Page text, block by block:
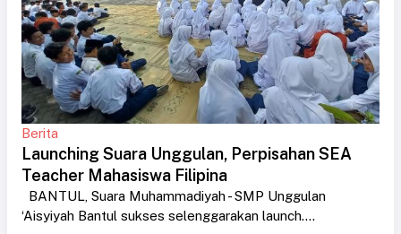
Berita
Launching Suara Unggulan, Perpisahan SEA
Teacher Mahasiswa Filipina
BANTUL, Suara Muhammadiyah - SMP Unggulan
‘Aisyiyah Bantul sukses selenggarakan launch....